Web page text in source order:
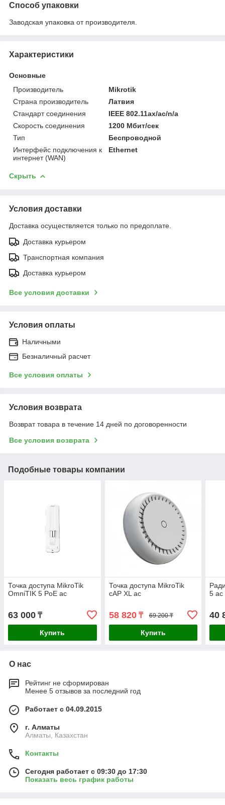
Способ упаковки
Заводская упаковка от производителя.
Характеристики
Основные
Производитель
Mikrotik
Страна производитель
Латвия
Стандарт соединения
IEEE 802.11ax/ac/n/a
Скорость соединения
1200 Мбит/сек
Тип
Беспроводной
Интерфейс подключения к
интернет (WAN)
Ethernet
Скрыть
Условия доставки
Доставка осуществляется только по предоплате.
Доставка курьером
Транспортная компания
Доставка курьером
Все условия доставки
Условия оплаты
Наличными
Безналичный расчет
Все условия оплаты
Условия возврата
Возврат товара в течение 14 дней по договоренности
Все условия возврата
Подобные товары компании
Точка доступа MikroTik
OmniTIK 5 PoE ac
63 000 ₸
Купить
Точка доступа MikroTik
cAP XL ac
58 820₸ 69 200 ₸
Купить
5 ac
40
О нас
Рейтинг не сформирован
Менее 5 отзывов за последний год
Работает с 04.09.2015
г. Алматы
Алматы, Казахстан
Контакты
Сегодня работает с 09:30 до 17:30
Показать весь график работы